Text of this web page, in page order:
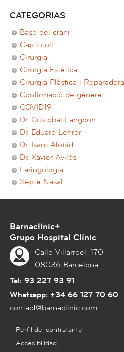
CATEGORIAS
Base del crani
Cap i coll
Cirurgia
Cirurgia Estètica
Cirurgia Plàstica i Reparadora
Confirmació de gènere
COVID19
Dr. Cristobal Langdon
Dr. Eduard Lehrer
Dr. Isam Alobid
Dr. Xavier Avilés
Laringologia
Septe Nasal
Barnaclínic+
Grupo Hospital Clínic
Calle Villarroel, 170
08036 Barcelona
Tel: 93 227 93 91
Whatsapp: +34 66 127 70 60
contact@barnaclinic.com
Perfil del contratante
Accesibilidad